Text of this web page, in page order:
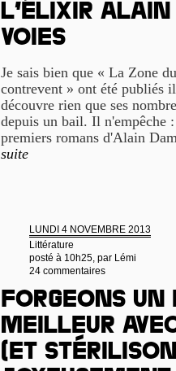
L’élixir Alain
Voies
Je sais bien que « La Zone
contrevent » ont été publiés
découvre rien que ses
depuis un bail. Il n'empêche
premiers romans d'Alain
suite
LUNDI 4 NOVEMBRE 2013
Littérature
posté à 10h25, par Lémi
24 commentaires
Forgeons un
meilleur
(et